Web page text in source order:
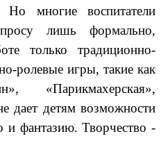
многие воспитатели
лишь формально,
только традиционно-
ролевые игры, такие как
«Парикмахерская»,
дает детям возможности
и фантазию. Творчество -